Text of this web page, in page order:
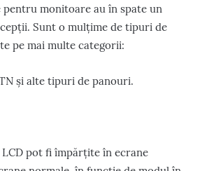
pentru monitoare au în spate un
Sunt o mulțime de tipuri de
pe mai multe categorii:
și alte tipuri de panouri.
pot fi împărțite în ecrane